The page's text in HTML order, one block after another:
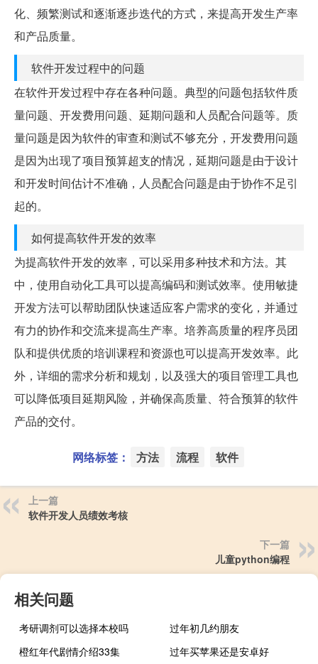
化、频繁测试和逐渐逐步迭代的方式，来提高开发生产率
和产品质量。
软件开发过程中的问题
在软件开发过程中存在各种问题。典型的问题包括软件质
量问题、开发费用问题、延期问题和人员配合问题等。质
量问题是因为软件的审查和测试不够充分，开发费用问题
是因为出现了项目预算超支的情况，延期问题是由于设计
和开发时间估计不准确，人员配合问题是由于协作不足引
起的。
如何提高软件开发的效率
为提高软件开发的效率，可以采用多种技术和方法。其
中，使用自动化工具可以提高编码和测试效率。使用敏捷
开发方法可以帮助团队快速适应客户需求的变化，并通过
有力的协作和交流来提高生产率。培养高质量的程序员团
队和提供优质的培训课程和资源也可以提高开发效率。此
外，详细的需求分析和规划，以及强大的项目管理工具也
可以降低项目延期风险，并确保高质量、符合预算的软件
产品的交付。
网络标签： 方法 流程 软件
上一篇
软件开发人员绩效考核
下一篇
儿童python编程
相关问题
考研调剂可以选择本校吗
过年初几约朋友
橙红年代剧情介绍33集
过年买苹果还是安卓好